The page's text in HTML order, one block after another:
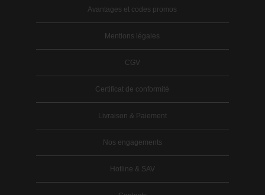
Avantages et codes promos
Mentions légales
CGV
Certificat de conformité
Livraison & Paiement
Nos engagements
Hotline & SAV